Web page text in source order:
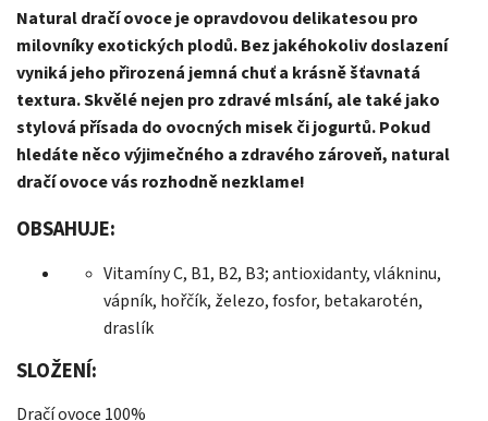
Natural dračí ovoce je opravdovou delikatesou pro
milovníky exotických plodů. Bez jakéhokoliv doslazení
vyniká jeho přirozená jemná chuť a krásně šťavnatá
textura. Skvělé nejen pro zdravé mlsání, ale také jako
stylová přísada do ovocných misek či jogurtů. Pokud
hledáte něco výjimečného a zdravého zároveň, natural
dračí ovoce vás rozhodně nezklame!
OBSAHUJE:
Vitamíny C, B1, B2, B3; antioxidanty, vlákninu,
vápník, hořčík, železo, fosfor, betakarotén,
draslík
SLOŽENÍ:
Dračí ovoce 100%